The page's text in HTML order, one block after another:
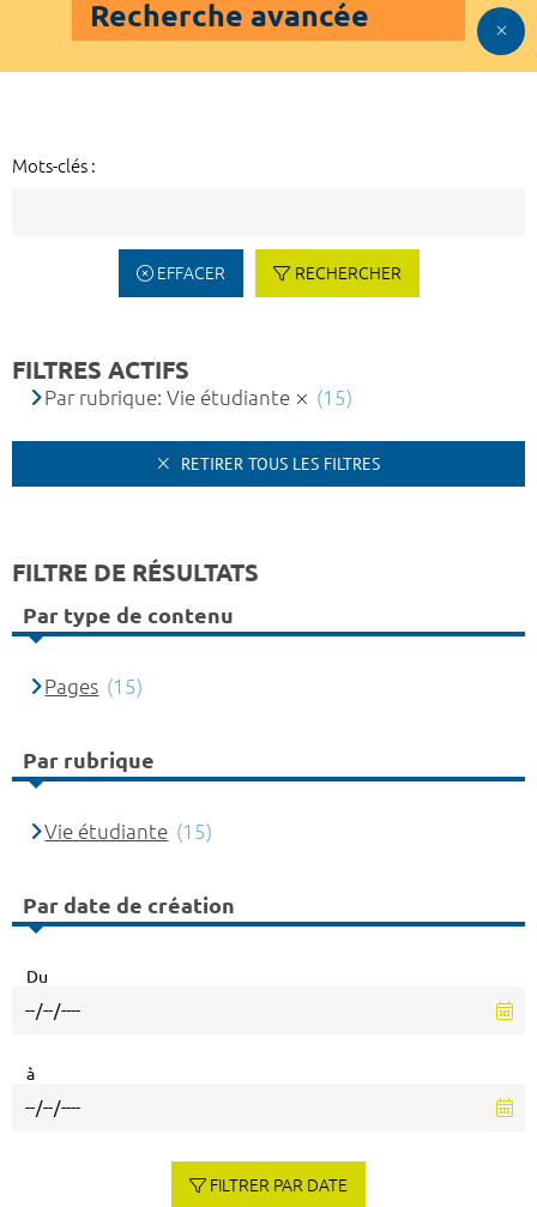
Recherche avancée
Mots-clés :
EFFACER RECHERCHER
FILTRES ACTIFS
Par rubrique: Vie étudiante (15)
RETIRER TOUS LES FILTRES
FILTRE DE RÉSULTATS
Par type de contenu
Pages (15)
Par rubrique
Vie étudiante (15)
Par date de création
Du
à
FILTRER PAR DATE